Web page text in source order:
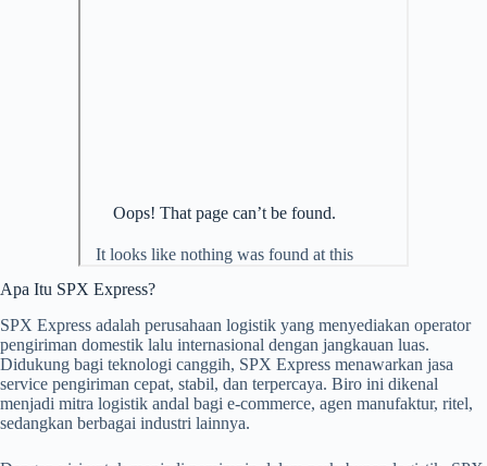
Apa Itu SPX Express?
SPX Express adalah perusahaan logistik yang menyediakan operator
pengiriman domestik lalu internasional dengan jangkauan luas.
Didukung bagi teknologi canggih, SPX Express menawarkan jasa
service pengiriman cepat, stabil, dan terpercaya. Biro ini dikenal
menjadi mitra logistik andal bagi e-commerce, agen manufaktur, ritel,
sedangkan berbagai industri lainnya.